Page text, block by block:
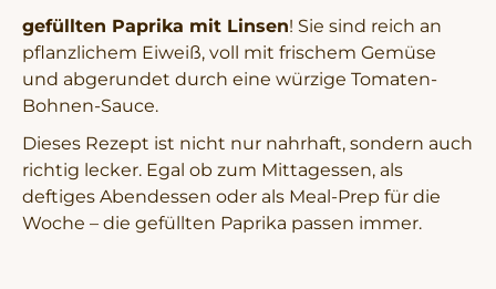
gefüllten Paprika mit Linsen! Sie sind reich an
pflanzlichem Eiweiß, voll mit frischem Gemüse
und abgerundet durch eine würzige Tomaten-
Bohnen-Sauce.
Dieses Rezept ist nicht nur nahrhaft, sondern auch
richtig lecker. Egal ob zum Mittagessen, als
deftiges Abendessen oder als Meal-Prep für die
Woche – die gefüllten Paprika passen immer.